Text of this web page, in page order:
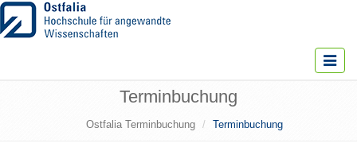
Toggle
Terminbuchung
Ostfalia Terminbuchung Terminbuchung